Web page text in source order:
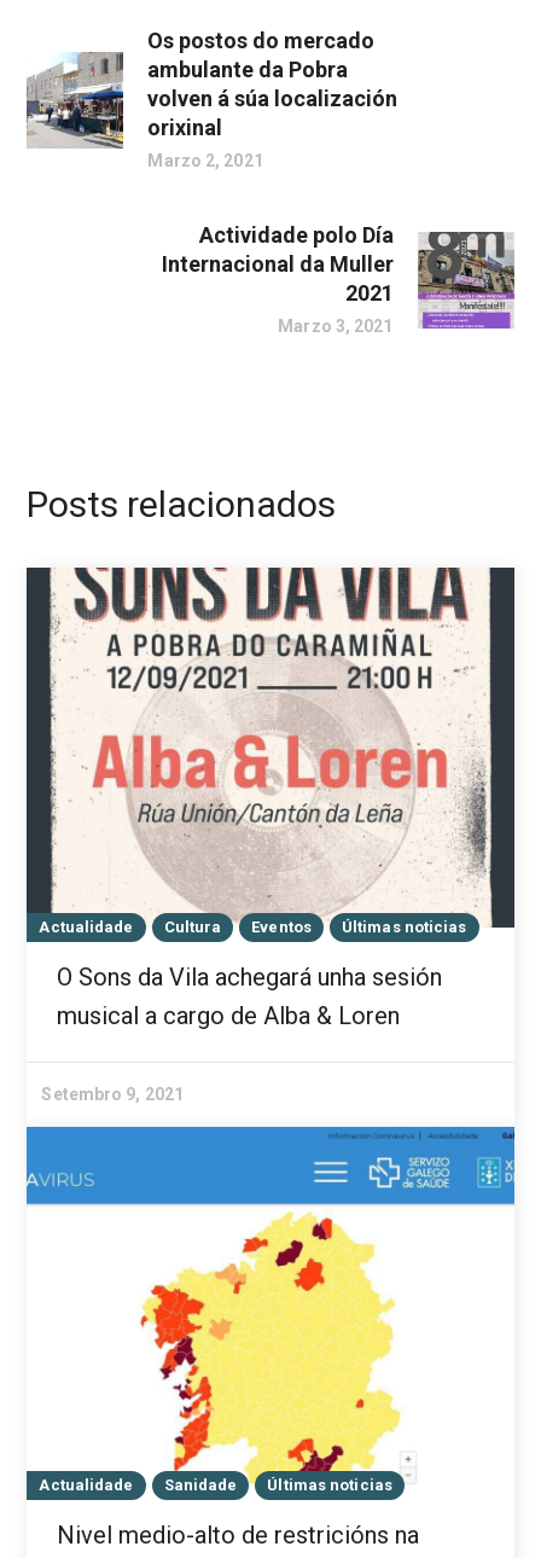
Os postos do mercado
ambulante da Pobra
volven á súa localización
orixinal
Marzo 2, 2021
Actividade polo Día
Internacional da Muller
2021
Marzo 3, 2021
Posts relacionados
Actualidade Cultura Eventos Últimas noticias
O Sons da Vila achegará unha sesión
musical a cargo de Alba & Loren
Setembro 9, 2021
Actualidade Sanidade Últimas noticias
Nivel medio-alto de restricións na